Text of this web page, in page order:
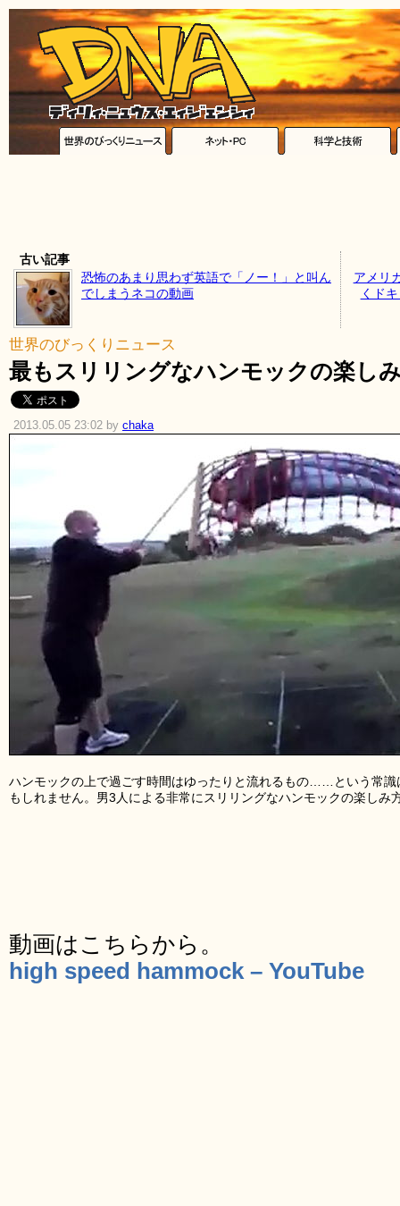
古い記事
恐怖のあまり思わず英語で「ノー！」と叫ん
でしまうネコの動画
アメリ
くド
世界のびっくりニュース
最もスリリングなハンモックの楽し
2013.05.05 23:02 by chaka
ハンモックの上で過ごす時間はゆったりと流れるもの……という常
もしれません。男3人による非常にスリリングなハンモックの楽しみ
動画はこちらから。
high speed hammock – YouTube